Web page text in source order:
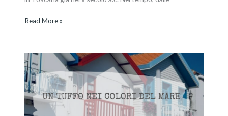
Read More »
Stile
coastal